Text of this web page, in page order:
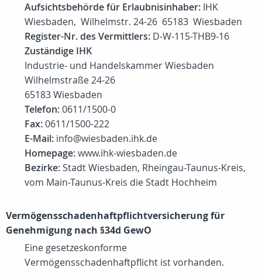
Aufsichtsbehörde für Erlaubnisinhaber: IHK
Wiesbaden, Wilhelmstr. 24-26 65183 Wiesbaden
Register-Nr. des Vermittlers: D-W-115-THB9-16
Zuständige IHK
Industrie- und Handelskammer Wiesbaden
Wilhelmstraße 24-26
65183 Wiesbaden
Telefon:0611/1500-0
Fax:0611/1500-222
E-Mail: info@wiesbaden.ihk.de
Homepage:www.ihk-wiesbaden.de
Bezirke:Stadt Wiesbaden, Rheingau-Taunus-Kreis,
vom Main-Taunus-Kreis die Stadt Hochheim
Vermögensschadenhaftpflichtversicherung für
Genehmigung nach §34d GewO
Eine gesetzeskonforme
Vermögensschadenhaftpflicht ist vorhanden.